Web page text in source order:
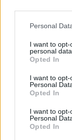
Personal
I want to
personal data.
Opted In
I want to
Personal
Opted In
I want to
Personal
Opted In
Facebook
περιφερειακές
γύρο – Οι 10+10
RELATEDPOSTS